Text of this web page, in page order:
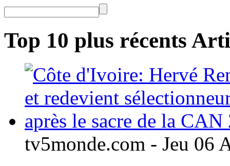
Top 10 plus récents
tv5monde.com - Jeu 06